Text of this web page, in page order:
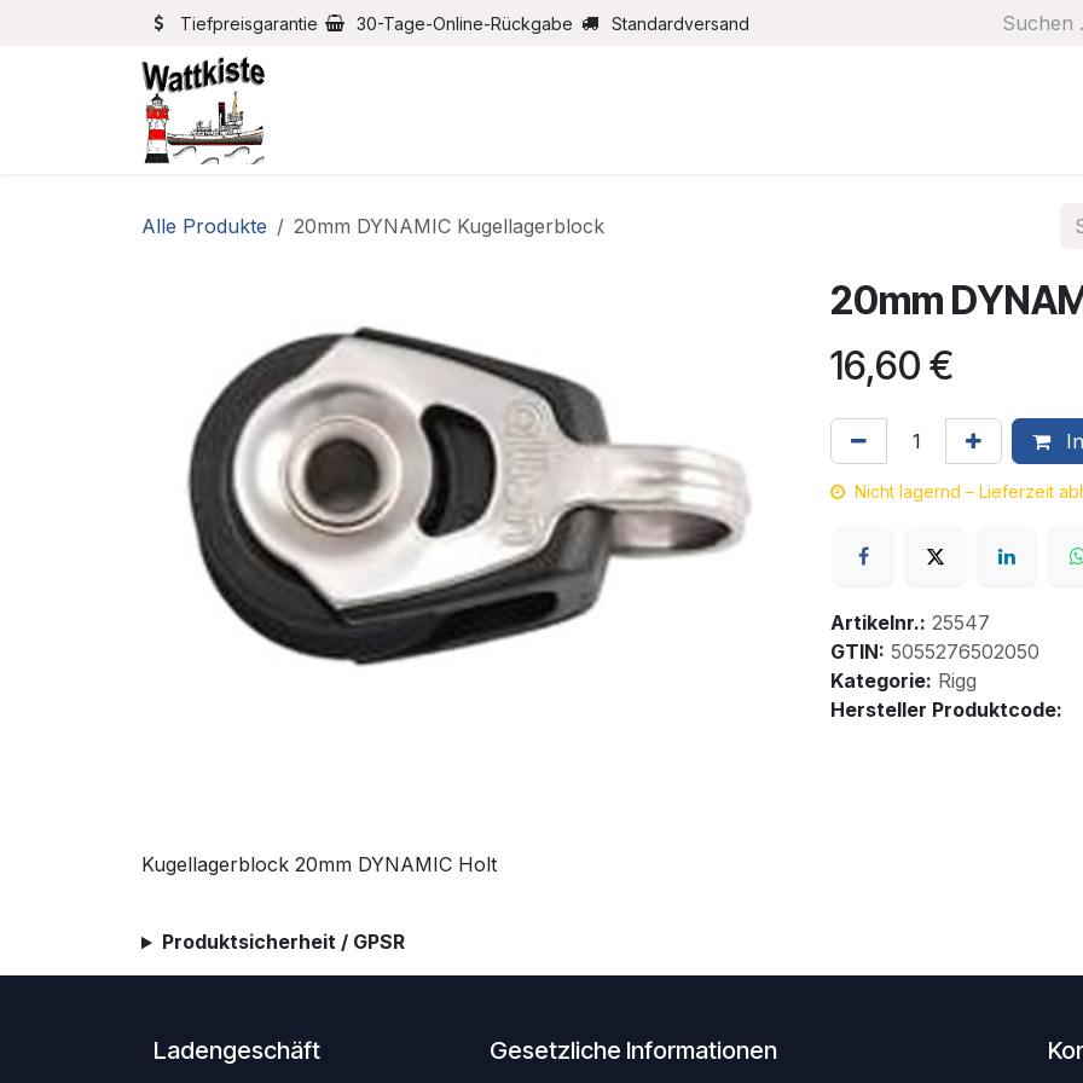
Zum Inhalt springenTiefpreisgarantie 30-Tage-Online-Rückgabe Standardversand
Alle Produkte 20mm DYNAMIC Kugellagerblock
20mm
16,60 €
Nicht lagernd – Lieferzeit
Artikelnr.: 25547
GTIN: 5055276502050
Kategorie: Rigg
Hersteller Produktcode:
Kugellagerblock 20mm DYNAMIC Holt
Produktsicherheit / GPSR
Ladengeschäft Gesetzliche Informationen